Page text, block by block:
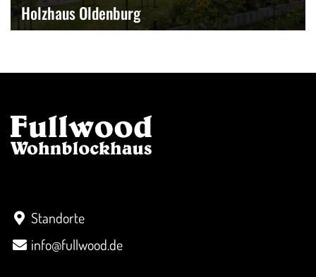
Holzhaus Oldenburg
Standorte
info@fullwood.de